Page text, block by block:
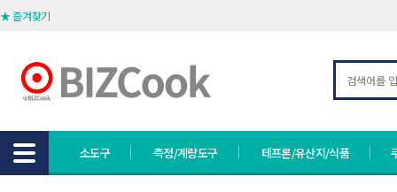
★ 즐겨찾기
소도구 측정/계량도구 테프론/유산지/식품